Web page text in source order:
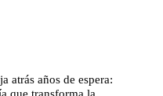
atrás años de espera: